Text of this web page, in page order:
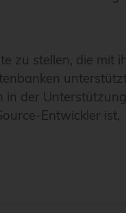
zu stellen, die mit
in der
Entwickler ist,